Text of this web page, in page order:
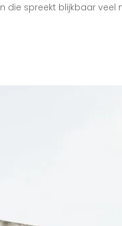
die spreekt blijkbaar